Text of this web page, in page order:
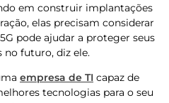
em construir implantações
elas precisam considerar
pode ajudar a proteger seus
no futuro, diz ele.
empresa de TI capaz de
tecnologias para o seu